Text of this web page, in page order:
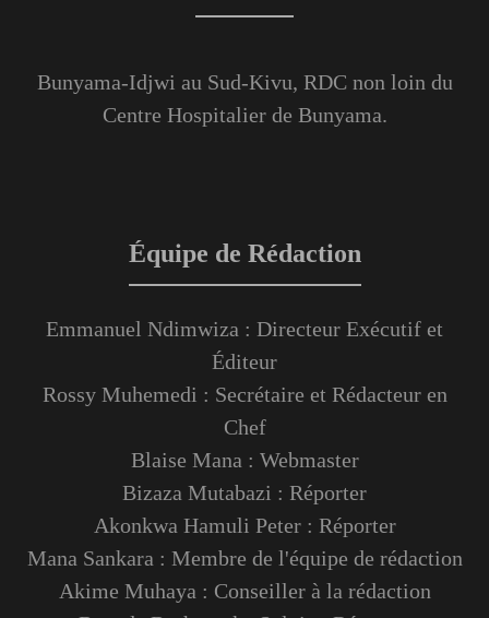
Bunyama-Idjwi au Sud-Kivu, RDC non loin du
Centre Hospitalier de Bunyama.
Équipe de Rédaction
Emmanuel Ndimwiza : Directeur Exécutif et
Éditeur
Rossy Muhemedi : Secrétaire et Rédacteur en
Chef
Blaise Mana : Webmaster
Bizaza Mutabazi : Réporter
Akonkwa Hamuli Peter : Réporter
Mana Sankara : Membre de l'équipe de rédaction
Akime Muhaya : Conseiller à la rédaction